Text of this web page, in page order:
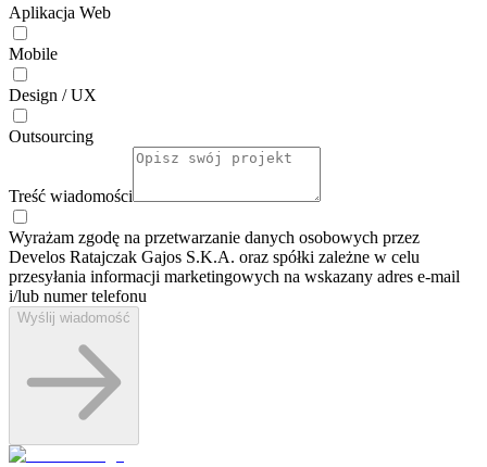
Aplikacja Web
Mobile
Design / UX
Outsourcing
Treść wiadomości
Wyrażam zgodę na przetwarzanie danych osobowych przez
Develos Ratajczak Gajos S.K.A. oraz spółki zależne w celu
przesyłania informacji marketingowych na wskazany adres e-⁠mail
i/lub numer telefonu
Wyślij wiadomość